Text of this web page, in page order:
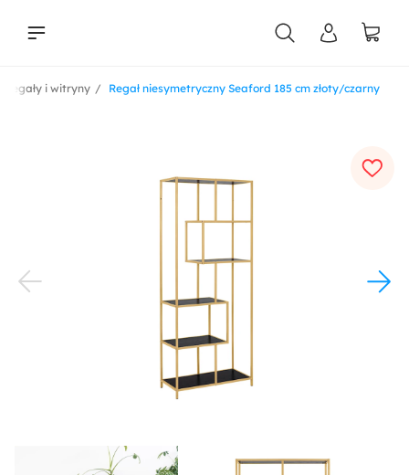
Regał niesymetryczny Seaford 185 cm złoty/czarny
Regały i witryny